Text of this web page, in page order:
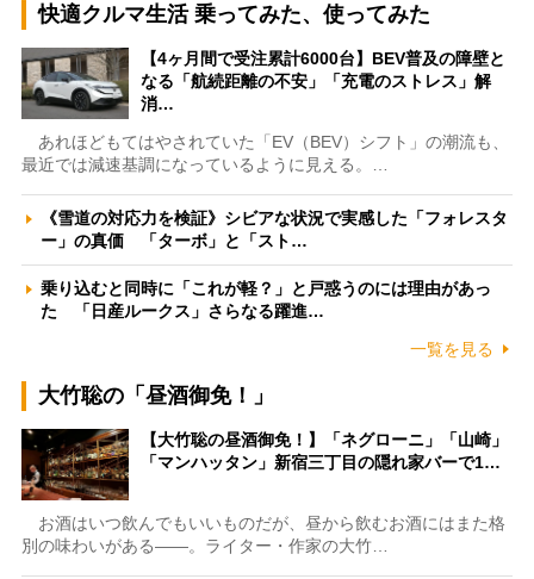
快適クルマ生活 乗ってみた、使ってみた
【4ヶ月間で受注累計6000台】BEV普及の障壁と
なる「航続距離の不安」「充電のストレス」解
消…
あれほどもてはやされていた「EV（BEV）シフト」の潮流も、
最近では減速基調になっているように見える。…
《雪道の対応力を検証》シビアな状況で実感した「フォレスタ
ー」の真価 「ターボ」と「スト…
乗り込むと同時に「これが軽？」と戸惑うのには理由があっ
た 「日産ルークス」さらなる躍進…
一覧を見る
大竹聡の「昼酒御免！」
【大竹聡の昼酒御免！】「ネグローニ」「山崎」
「マンハッタン」新宿三丁目の隠れ家バーで1…
お酒はいつ飲んでもいいものだが、昼から飲むお酒にはまた格
別の味わいがある――。ライター・作家の大竹…